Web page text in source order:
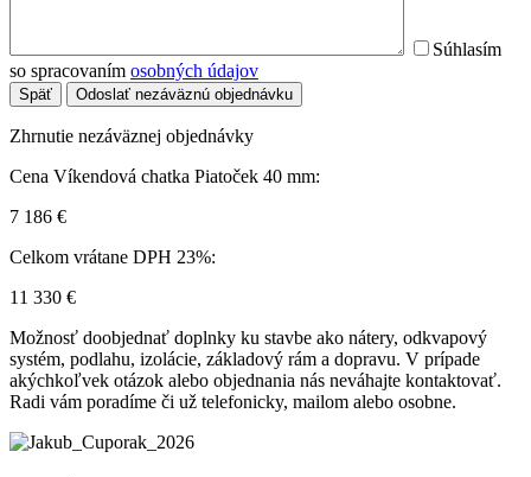
Súhlasím
so spracovaním osobných údajov
Späť Odoslať nezáväznú objednávku
Zhrnutie nezáväznej objednávky
Cena Víkendová chatka Piatoček 40 mm:
7 186 €
Celkom vrátane DPH 23%:
11 330 €
Možnosť doobjednať doplnky ku stavbe ako nátery, odkvapový
systém, podlahu, izolácie, základový rám a dopravu. V prípade
akýchkoľvek otázok alebo objednania nás neváhajte kontaktovať.
Radi vám poradíme či už telefonicky, mailom alebo osobne.